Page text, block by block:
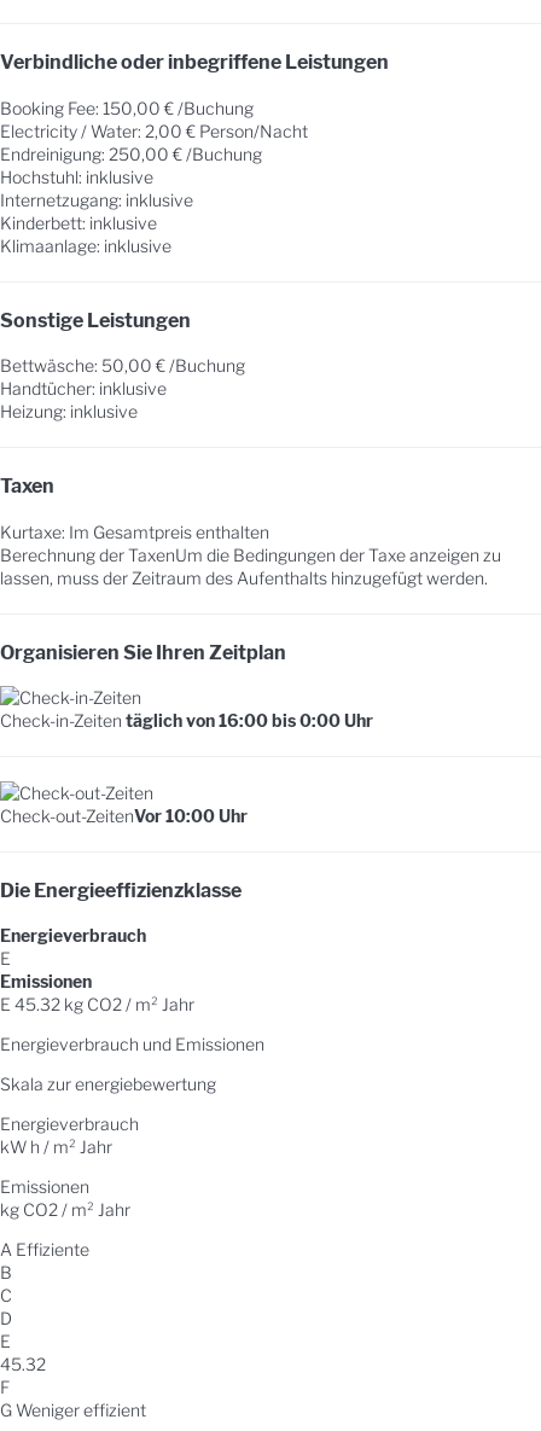
Verbindliche oder inbegriffene Leistungen
Booking Fee: 150,00 € /Buchung
Electricity / Water: 2,00 € Person/Nacht
Endreinigung: 250,00 € /Buchung
Hochstuhl: inklusive
Internetzugang: inklusive
Kinderbett: inklusive
Klimaanlage: inklusive
Sonstige Leistungen
Bettwäsche: 50,00 € /Buchung
Handtücher: inklusive
Heizung: inklusive
Taxen
Kurtaxe: Im Gesamtpreis enthalten
Berechnung der TaxenUm die Bedingungen der Taxe anzeigen zu
lassen, muss der Zeitraum des Aufenthalts hinzugefügt werden.
Organisieren Sie Ihren Zeitplan
Check-in-Zeiten täglich von 16:00 bis 0:00 Uhr
Check-out-ZeitenVor 10:00 Uhr
Die Energieeffizienzklasse
Energieverbrauch
E
Emissionen
E 45.32 kg CO2 / m² Jahr
Energieverbrauch und Emissionen
Skala zur energiebewertung
Energieverbrauch
kW h / m² Jahr
Emissionen
kg CO2 / m² Jahr
A Effiziente
B
C
D
E
45.32
F
G Weniger effizient